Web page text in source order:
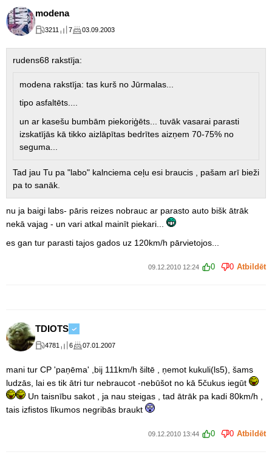
modena
3211 7 03.09.2003
rudens68 rakstīja:
modena rakstīja: tas kurš no Jūrmalas...
tipo asfaltēts....
un ar kasešu bumbām piekoriģēts... tuvāk vasarai parasti
izskatījās kā tikko aizlāpītas bedrītes aizņem 70-75% no
seguma...
Tad jau Tu pa "labo" kalnciema ceļu esi braucis , pašam arī bieži
pa to sanāk.
nu ja baigi labs- pāris reizes nobrauc ar parasto auto bišk ātrāk
nekā vajag - un vari atkal mainīt piekari...
es gan tur parasti tajos gados uz 120km/h pārvietojos...
09.12.2010 12:24 0 0 Atbildēt
TDIOTS
4781 6 07.01.2007
mani tur CP 'paņēma' ,bij 111km/h šiltē , ņemot kukuli(ls5), šams
ludzās, lai es tik ātri tur nebraucot -nebūšot no kā 5čukus iegūt
Un taisnību sakot , ja nau steigas , tad ātrāk pa kadi 80km/h ,
tais izfistos līkumos negribās braukt
09.12.2010 13:44 0 0 Atbildēt